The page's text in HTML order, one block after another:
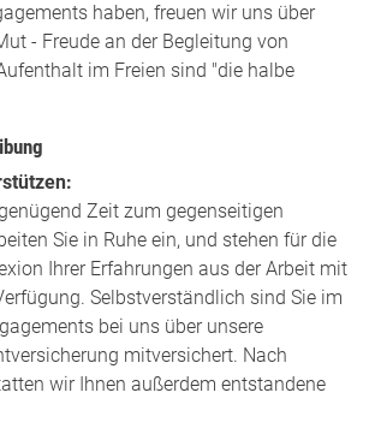
haben, freuen wir uns über
- Freude an der Begleitung von
im Freien sind "die halbe
Zeit zum gegenseitigen
Sie in Ruhe ein, und stehen für die
Ihrer Erfahrungen aus der Arbeit mit
Selbstverständlich sind Sie im
bei uns über unsere
mitversichert. Nach
wir Ihnen außerdem entstandene